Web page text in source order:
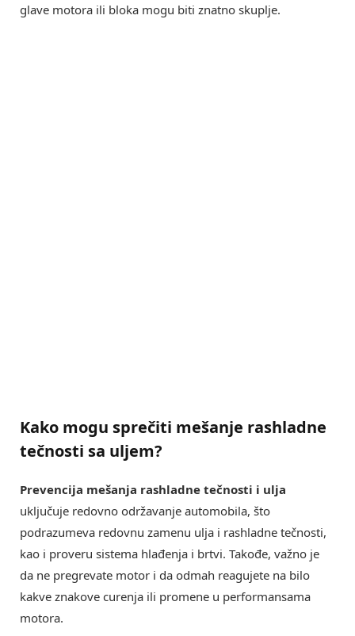
glave motora ili bloka mogu biti znatno skuplje.
Kako mogu sprečiti mešanje rashladne
tečnosti sa uljem?
Prevencija mešanja rashladne tečnosti i ulja
uključuje redovno održavanje automobila, što
podrazumeva redovnu zamenu ulja i rashladne tečnosti,
kao i proveru sistema hlađenja i brtvi. Takođe, važno je
da ne pregrevate motor i da odmah reagujete na bilo
kakve znakove curenja ili promene u performansama
motora.